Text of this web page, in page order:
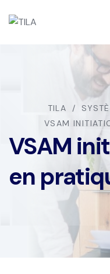
TILA
VSAM
VSAM
en